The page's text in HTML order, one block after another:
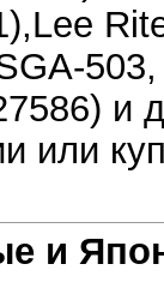
и
или
и